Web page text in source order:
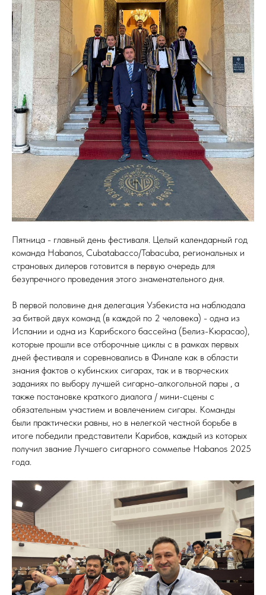
Пятница - главный день фестиваля. Целый календарный год
команда Habanos, Cubatabacco/Tabacuba, региональных и
страновых дилеров готовится в первую очередь для
безупречного проведения этого знаменательного дня.
В первой половине дня делегация Узбекиста на наблюдала
за битвой двух команд (в каждой по 2 человека) - одна из
Испании и одна из Карибского бассейна (Белиз-Кюрасао),
которые прошли все отборочные циклы с в рамках первых
дней фестиваля и соревновались в Финале как в области
знания фактов о кубинских сигарах, так и в творческих
заданиях по выбору лучшей сигарно-алкогольной пары , а
также постановке краткого диалога / мини-сцены с
обязательным участием и вовлечением сигары. Команды
были практически равны, но в нелегкой честной борьбе в
итоге победили представители Карибов, каждый из которых
получил звание Лучшего сигарного соммелье Habanos 2025
года.